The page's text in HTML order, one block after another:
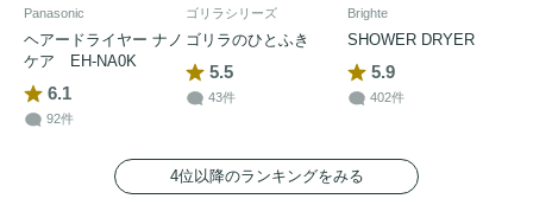
Panasonic
ヘアードライヤー ナノ
ケア EH-NA0K
6.1
92件
ゴリラシリーズ
ゴリラのひとふき
5.5
43件
Brighte
SHOWER DRYER
5.9
402件
4位以降のランキングをみる